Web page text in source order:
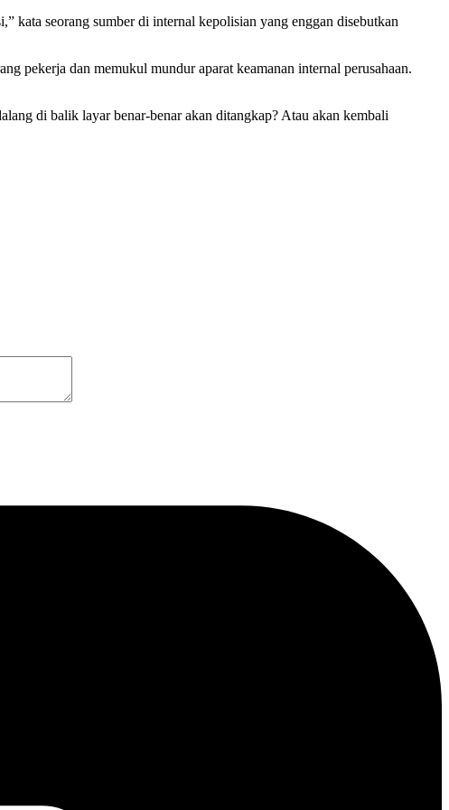
kata seorang sumber di internal kepolisian yang enggan disebutkan
pekerja dan memukul mundur aparat keamanan internal perusahaan.
di balik layar benar-benar akan ditangkap? Atau akan kembali